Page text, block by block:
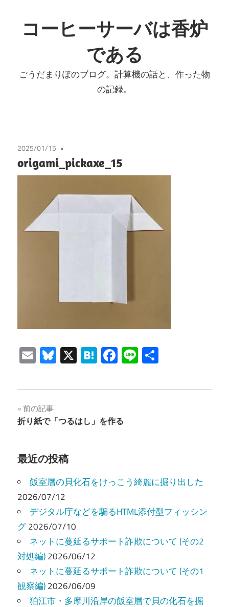
ン
テ
へ
コーヒーサーバは香炉
である
ごうだまりぽのブログ。計算機の話と、作った物
の記録。
2025/01/15
origami_pickaxe_15
EmailBluesky
X Hatena
Facebook
Line
投
稿
ナ
ビ
ゲ
ー
シ
ョ
ン
前の記事
折り紙で「つるはし」を作る
最近の投稿
飯室層の貝化石をけっこう綺麗に掘り出した
2026/07/12
デジタル庁などを騙るHTML添付型フィッシン
グ2026/07/10
ネットに蔓延るサポート詐欺について (その2
対処編)2026/06/12
ネットに蔓延るサポート詐欺について (その1
観察編)2026/06/09
狛江市・多摩川沿岸の飯室層で貝の化石を掘